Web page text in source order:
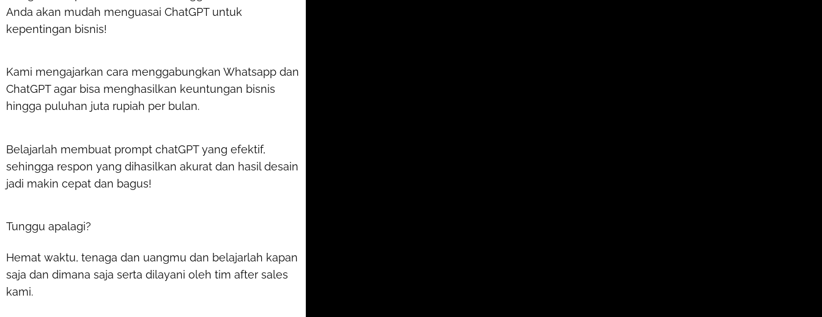
Anda akan mudah menguasai ChatGPT untuk
kepentingan bisnis!
Kami mengajarkan cara menggabungkan Whatsapp dan
ChatGPT agar bisa menghasilkan keuntungan bisnis
hingga puluhan juta rupiah per bulan.
Belajarlah membuat prompt chatGPT yang efektif,
sehingga respon yang dihasilkan akurat dan hasil desain
jadi makin cepat dan bagus!
Tunggu apalagi?
Hemat waktu, tenaga dan uangmu dan belajarlah kapan
saja dan dimana saja serta dilayani oleh tim after sales
kami.